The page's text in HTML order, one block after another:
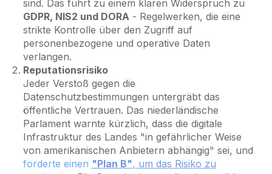
sind. Das führt zu einem klaren Widerspruch zu
GDPR, NIS2 und DORA - Regelwerken, die eine
strikte Kontrolle über den Zugriff auf
personenbezogene und operative Daten
verlangen.
Reputationsrisiko
Jeder Verstoß gegen die
Datenschutzbestimmungen untergräbt das
öffentliche Vertrauen. Das niederländische
Parlament warnte kürzlich, dass die digitale
Infrastruktur des Landes "in gefährlicher Weise
von amerikanischen Anbietern abhängig" sei, und
forderte einen "Plan B", um das Risiko zu